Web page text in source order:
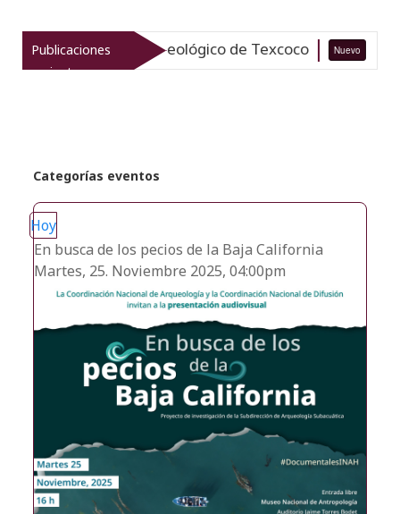
Publicaciones
recientes
el patrimonio arqueológico de Texcoco Nuevo
Categorías eventos
Hoy
En busca de los pecios de la Baja California
Martes, 25. Noviembre 2025, 04:00pm